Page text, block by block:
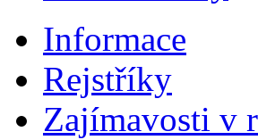
Informace
Rejstříky
Zajímavosti v